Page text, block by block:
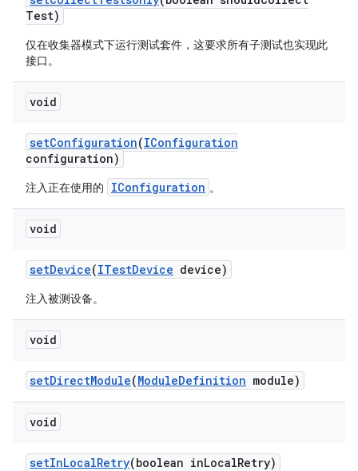
Test)
仅在收集器模式下运行测试套件，这要求所有子测试也实现此
接口。
void
setConfiguration(IConfiguration
configuration)
注入正在使用的 IConfiguration 。
void
setDevice(ITestDevice device)
注入被测设备。
void
setDirectModule(ModuleDefinition module)
void
setInLocalRetry(boolean inLocalRetry)